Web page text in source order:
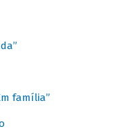
família”